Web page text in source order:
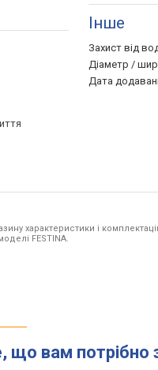
Інше
Захист від
Діаметр /
Дата
характеристики і
FESTINA.
що вам потрібно